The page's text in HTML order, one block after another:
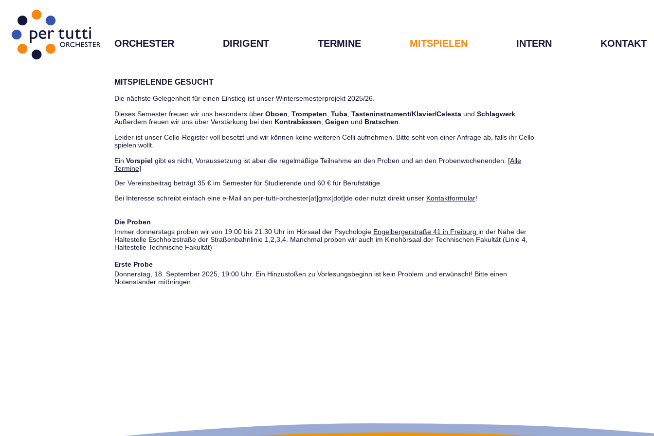
ORCHESTER DIRIGENT TERMINE MITSPIELEN INTERN KONTAKT
MITSPIELENDE GESUCHT
Die nächste Gelegenheit für einen Einstieg ist unser Wintersemesterprojekt 2025/26.
Dieses Semester freuen wir uns besonders über Oboen Trompeten Tuba Tasteninstrument/Klavier/Celesta und Schlagwerk
Außerdem freuen wir uns über Verstärkung bei den Kontrabässen Geigen und Bratschen
Leider ist unser Cello-Register voll besetzt und wir können keine weiteren Celli aufnehmen. Bitte seht von einer Anfrage ab, falls ihr Cello
spielen wollt.
Ein Vorspiel gibt es nicht, Voraussetzung ist aber die regelmäßige Teilnahme an den Proben und an den Probenwochenenden. [Alle
Termine]
Der Vereinsbeitrag beträgt 35 € im Semester für Studierende und 60 € für Berufstätige.
Bei Interesse schreibt einfach eine e-Mail an per-tutti-orchester[at]gmx[dot]de oder nutzt direkt unser Kontaktformular!
Die Proben
Immer donnerstags proben wir von 19:00 bis 21:30 Uhr im Hörsaal der Psychologie Engelbergerstraße 41 in Freiburg in der Nähe der
Haltestelle Eschholzstraße der Straßenbahnlinie 1,2,3,4. Manchmal proben wir auch im Kinohörsaal der Technischen Fakultät (Linie 4,
Haltestelle Technische Fakultät)
Erste Probe
Donnerstag, 18. September 2025, 19:00 Uhr. Ein Hinzustoßen zu Vorlesungsbeginn ist kein Problem und erwünscht! Bitte einen
Notenständer mitbringen.